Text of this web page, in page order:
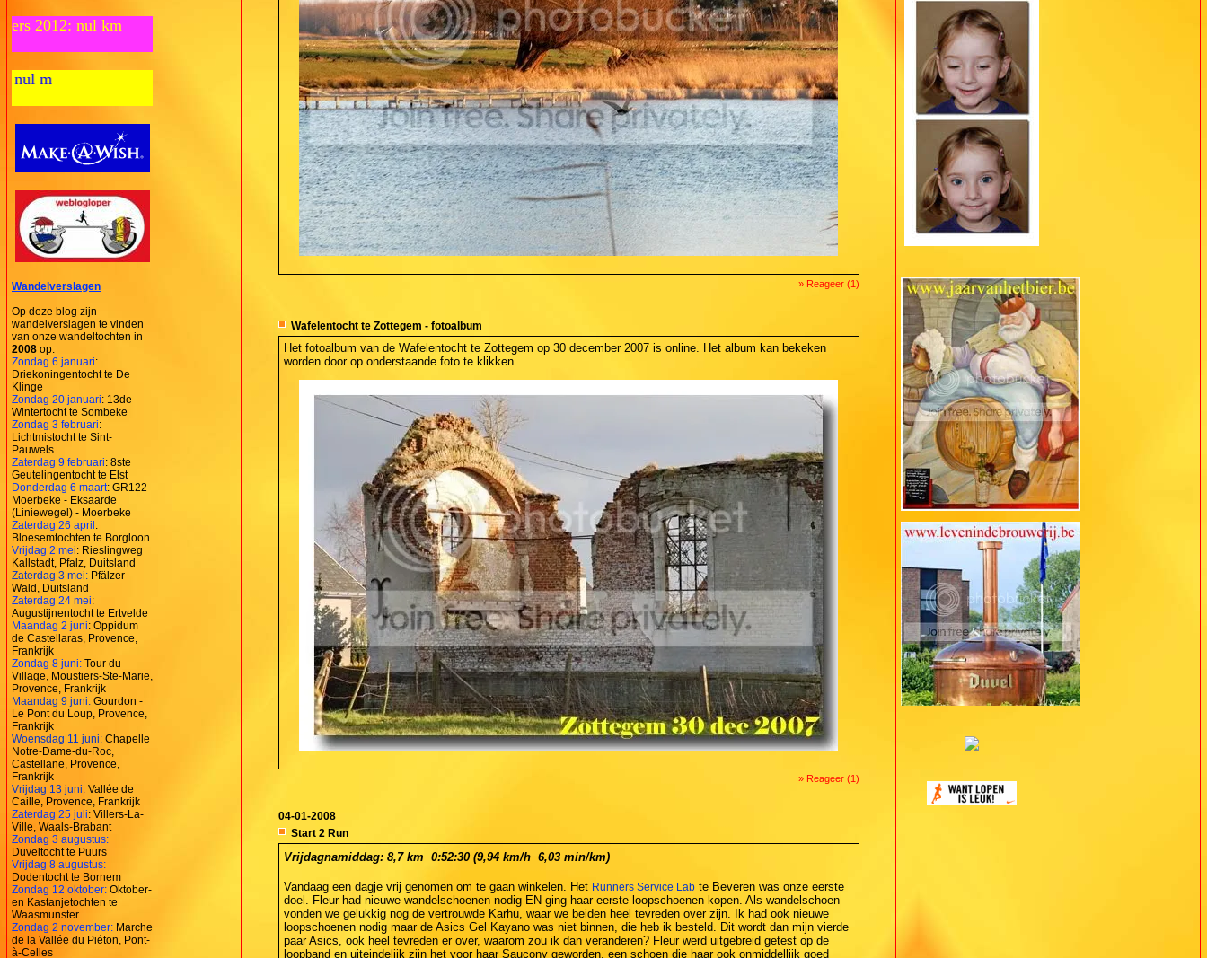
Fietskilometers 2012: nul km
Wandelverslagen
Op deze blog zijn
wandelverslagen te vinden
van onze wandeltochten in
2008 op:
Zondag 6 januari:
Driekoningentocht te De
Klinge
Zondag 20 januari: 13de
Wintertocht te Sombeke
Zondag 3 februari:
Lichtmistocht te Sint-
Pauwels
Zaterdag 9 februari: 8ste
Geutelingentocht te Elst
Donderdag 6 maart: GR122
Moerbeke - Eksaarde
(Liniewegel) - Moerbeke
Zaterdag 26 april:
Bloesemtochten te Borgloon
Vrijdag 2 mei: Rieslingweg
Kallstadt, Pfalz, Duitsland
Zaterdag 3 mei: Pfälzer
Wald, Duitsland
Zaterdag 24 mei:
Augustijnentocht te Ertvelde
Maandag 2 juni: Oppidum
de Castellaras, Provence,
Frankrijk
Zondag 8 juni: Tour du
Village, Moustiers-Ste-Marie,
Provence, Frankrijk
Maandag 9 juni: Gourdon -
Le Pont du Loup, Provence,
Frankrijk
Woensdag 11 juni: Chapelle
Notre-Dame-du-Roc,
Castellane, Provence,
Frankrijk
Vrijdag 13 juni: Vallée de
Caille, Provence, Frankrijk
Zaterdag 25 juli: Villers-La-
Ville, Waals-Brabant
Zondag 3 augustus:
Duveltocht te Puurs
Vrijdag 8 augustus:
Dodentocht te Bornem
Zondag 12 oktober: Oktober-
en Kastanjetochten te
Waasmunster
Zondag 2 november: Marche
de la Vallée du Piéton, Pont-
à-Celles
» Reageer (1)
Wafelentocht te Zottegem - fotoalbum
Het fotoalbum van de Wafelentocht te Zottegem op 30 december 2007 is online. Het album kan bekeken
worden door op onderstaande foto te klikken.
» Reageer (1)
04-01-2008
Start 2 Run
Vrijdagnamiddag: 8,7 km  0:52:30 (9,94 km/h  6,03 min/km)
Vandaag een dagje vrij genomen om te gaan winkelen. Het Runners Service Labte Beveren was onze eerste
doel. Fleur had nieuwe wandelschoenen nodig EN ging haar eerste loopschoenen kopen. Als wandelschoen
vonden we gelukkig nog de vertrouwde Karhu, waar we beiden heel tevreden over zijn. Ik had ook nieuwe
loopschoenen nodig maar de Asics Gel Kayano was niet binnen, die heb ik besteld. Dit wordt dan mijn vierde
paar Asics, ook heel tevreden er over, waarom zou ik dan veranderen? Fleur werd uitgebreid getest op de
loopband en uiteindelijk zijn het voor haar Saucony geworden, een schoen die haar ook onmiddellijk goed